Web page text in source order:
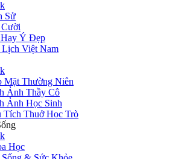
Sử
Ý Đẹp
Việt Nam
Mặt Thường Niên
Ảnh Thầy Cô
Ảnh Học Sinh
Tích Thuở Học Trò
Học